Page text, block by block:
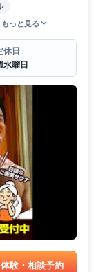
もっと見る
休日
水曜日
体験・相談予約